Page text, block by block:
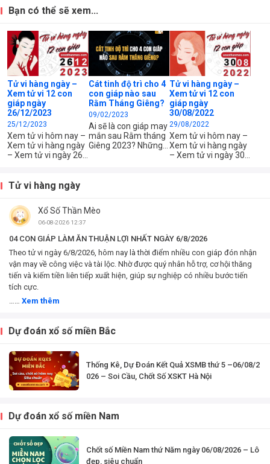
Bạn có thể sẽ xem...
Tử vi hàng ngày –
Xem tử vi 12 con
giáp ngày
26/12/2023
25/12/2023
Xem tử vi hôm nay –
Xem tử vi hàng ngày
– Xem tử vi ngày 26
Xem tử vi chi tiết 12
con giáp – tuổi Tý,
Sửu, Dần, Mão, Thìn,
Tị, Ngọ, Mùi, Thân,
Dậu, Tuất, Hợi – Xem
công việc, tài chính
và...
Cát tinh độ trì cho 4
con giáp nào sau
Rằm Tháng Giêng?
09/02/2023
Ai sẽ là con giáp may
mắn sau Rằm tháng
Giêng 2023? Những
Tử vi hàng ngày –
Xem tử vi 12 con
giáp ngày
30/08/2022
29/08/2022
Xem tử vi hôm nay –
Xem tử vi hàng ngày
– Xem tử vi ngày 30
và...
Tử vi hàng ngày
Xổ Số Thần Mèo
06-08-2026 12:37
04 CON GIÁP LÀM ĂN THUẬN LỢI NHẤT NGÀY 6/8/2026
Theo tử vi ngày 6/8/2026, hôm nay là thời điểm nhiều con giáp đón nhận
vận may về công việc và tài lộc. Nhờ được quý nhân hỗ trợ, cơ hội thăng
tiến và kiếm tiền liên tiếp xuất hiện, giúp sự nghiệp có nhiều bước tiến
tích cực.
Xem thêm
Dự đoán xổ số miền Bắc
Thống Kê, Dự Đoán Kết Quả XSMB thứ 5 –06/08/2
026 – Soi Cầu, Chốt Số XSKT Hà Nội
Dự đoán xổ số miền Nam
Chốt số Miền Nam thứ Năm ngày 06/08/2026 – Lô
đẹp, siêu chuẩn